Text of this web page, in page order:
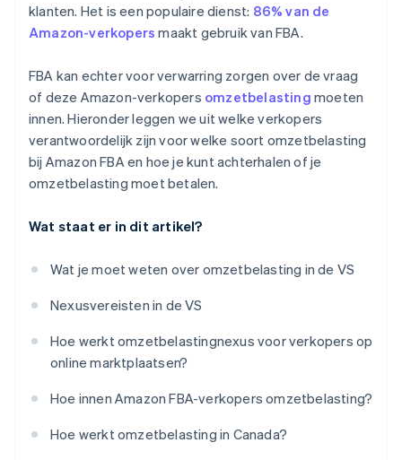
klanten. Het is een populaire dienst: 86% van de
Amazon-verkopers maakt gebruik van FBA.
FBA kan echter voor verwarring zorgen over de vraag
of deze Amazon-verkopers omzetbelasting moeten
innen. Hieronder leggen we uit welke verkopers
verantwoordelijk zijn voor welke soort omzetbelasting
bij Amazon FBA en hoe je kunt achterhalen of je
omzetbelasting moet betalen.
Wat staat er in dit artikel?
Wat je moet weten over omzetbelasting in de VS
Nexusvereisten in de VS
Hoe werkt omzetbelastingnexus voor verkopers op
online marktplaatsen?
Hoe innen Amazon FBA-verkopers omzetbelasting?
Hoe werkt omzetbelasting in Canada?